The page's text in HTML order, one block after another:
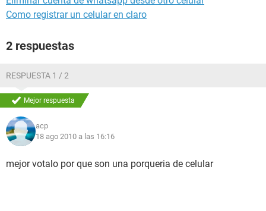
Como registrar un celular en claro
2 respuestas
RESPUESTA 1 / 2
Mejor respuesta
acp
18 ago 2010 a las 16:16
mejor votalo por que son una porqueria de celular